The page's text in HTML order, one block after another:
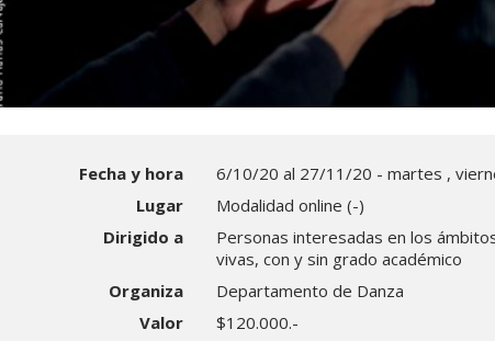
Fecha y hora
6/10/20 al 27/11/20 - martes ,
Lugar
Modalidad online (-)
Dirigido a
Personas interesadas en los
vivas, con y sin grado académico
Organiza
Departamento de Danza
Valor
$120.000.-